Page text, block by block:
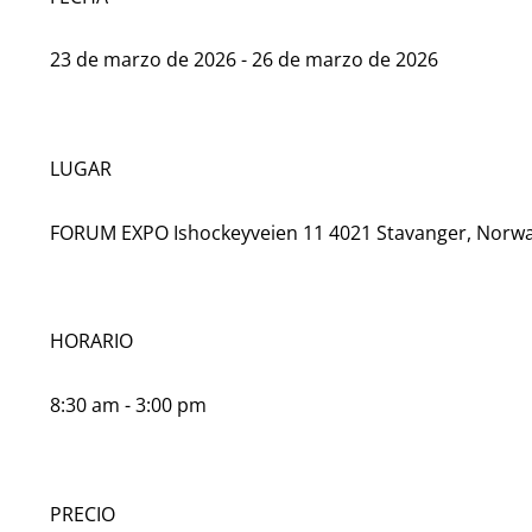
23 de marzo de 2026 - 26 de marzo de 2026
LUGAR
FORUM EXPO Ishockeyveien 11 4021 Stavanger,
HORARIO
8:30 am - 3:00 pm
PRECIO